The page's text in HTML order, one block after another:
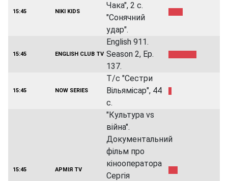
15:45 NIKI KIDS
Чака", 2 с.
"Сонячний
удар".
15:45 ENGLISH CLUB TV
English 911.
Season 2, Ep.
137.
15:45 NOW SERIES
Т/с "Сестри
Вільямісар", 44
с.
15:45 АРМІЯ TV
"Культура vs
війна".
Документальний
фільм про
кінооператора
Сергія